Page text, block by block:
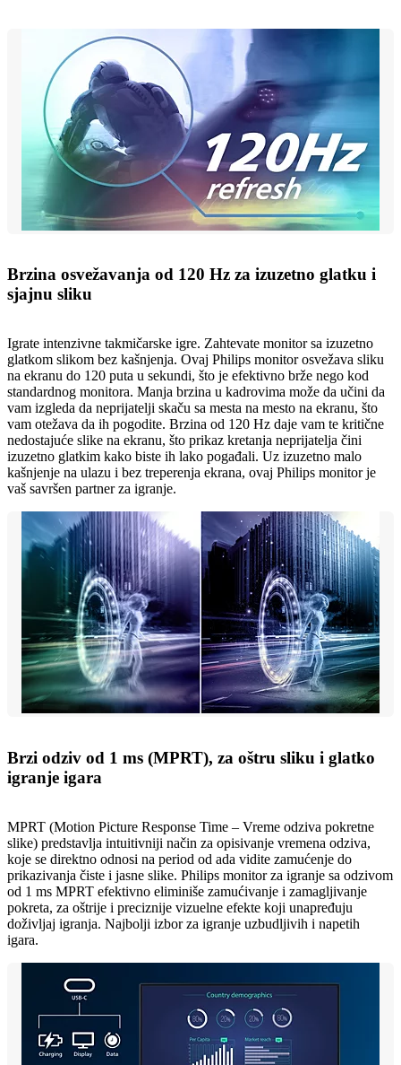
Brzina osvežavanja od 120 Hz za izuzetno glatku i
sjajnu sliku
Igrate intenzivne takmičarske igre. Zahtevate monitor sa izuzetno
glatkom slikom bez kašnjenja. Ovaj Philips monitor osvežava sliku
na ekranu do 120 puta u sekundi, što je efektivno brže nego kod
standardnog monitora. Manja brzina u kadrovima može da učini da
vam izgleda da neprijatelji skaču sa mesta na mesto na ekranu, što
vam otežava da ih pogodite. Brzina od 120 Hz daje vam te kritične
nedostajuće slike na ekranu, što prikaz kretanja neprijatelja čini
izuzetno glatkim kako biste ih lako pogađali. Uz izuzetno malo
kašnjenje na ulazu i bez treperenja ekrana, ovaj Philips monitor je
vaš savršen partner za igranje.
Brzi odziv od 1 ms (MPRT), za oštru sliku i glatko
igranje igara
MPRT (Motion Picture Response Time – Vreme odziva pokretne
slike) predstavlja intuitivniji način za opisivanje vremena odziva,
koje se direktno odnosi na period od ada vidite zamućenje do
prikazivanja čiste i jasne slike. Philips monitor za igranje sa odzivom
od 1 ms MPRT efektivno eliminiše zamućivanje i zamagljivanje
pokreta, za oštrije i preciznije vizuelne efekte koji unapređuju
doživljaj igranja. Najbolji izbor za igranje uzbudljivih i napetih
igara.